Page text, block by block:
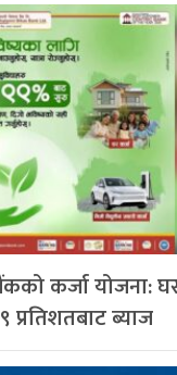
कर्जा योजना:
प्रतिशतबाट ब्याज